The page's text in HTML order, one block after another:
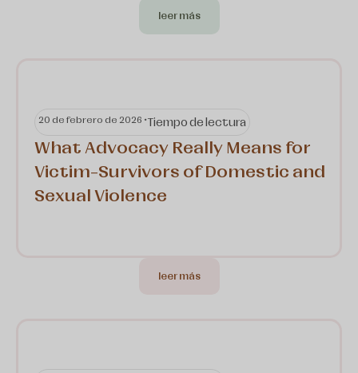
leer más
20 de febrero de 2026 •Tiempo de lectura
What Advocacy Really Means for
Victim-Survivors of Domestic and
Sexual Violence
leer más